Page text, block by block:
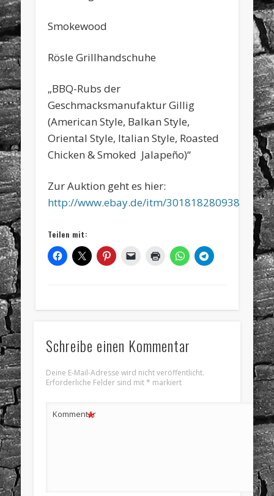
Smokewood
Rösle Grillhandschuhe
„BBQ-Rubs der
Geschmacksmanufaktur Gillig
(American Style, Balkan Style,
Oriental Style, Italian Style, Roasted
Chicken & Smoked Jalapeño)“
Zur Auktion geht es hier:
http://www.ebay.de/itm/301818280938
Teilen mit:
Schreibe einen Kommentar
Deine E-Mail-Adresse wird nicht veröffentlicht.
Erforderliche Felder sind mit* markiert
Kommentar
*